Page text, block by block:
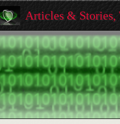
Articles & Stories,